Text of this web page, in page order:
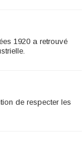
1920 a retrouvé
de respecter les